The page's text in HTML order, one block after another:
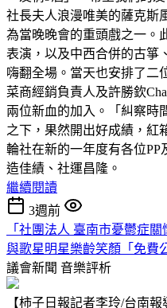
社長夫人浪漫唯美的薩克斯
為當晚晚會的重頭戲之一。
表演，以及中西合併的古箏
嗨翻全場。當天也安排了二
菜商經銷負責人及許勝欽
兩位新血的加入。「糾察時
之下，果然開出好成績，紅
輪社在新的一年度有各位PP
造佳績、社運昌隆。
繼續閱讀
3週前
「社團法人 臺南市憂鬱症
與歌星明星樂齡笑顏「免費
議會新聞 音樂評析
【柿子日報記者李玲/台南